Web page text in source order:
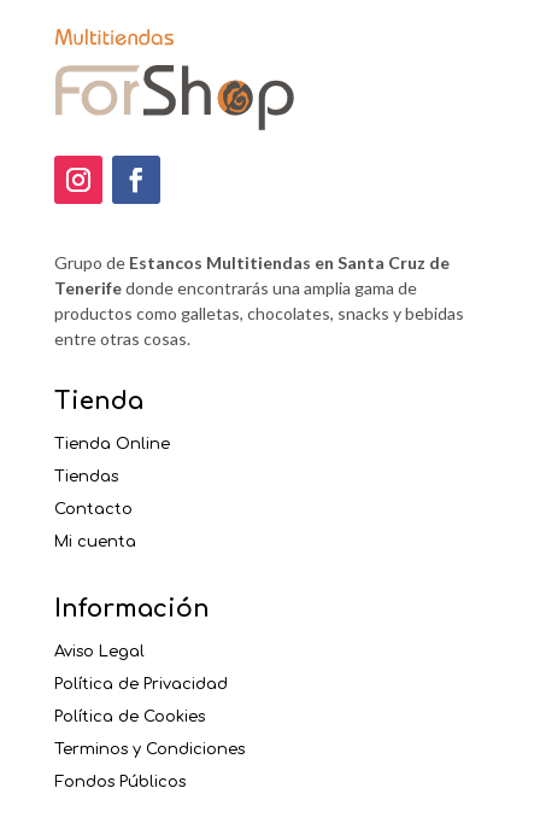
Grupo de Estancos Multitiendas en Santa Cruz de
Tenerifedonde encontrarás una amplia gama de
productos como galletas, chocolates, snacks y bebidas
entre otras cosas.
Tienda
Tienda Online
Tiendas
Contacto
Mi cuenta
Información
Aviso Legal
Política de Privacidad
Política de Cookies
Terminos y Condiciones
Fondos Públicos